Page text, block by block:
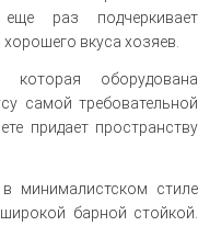
раз подчеркивает
вкуса хозяев.
которая оборудована
самой требовательной
придает пространству
минималистском стиле
барной стойкой.